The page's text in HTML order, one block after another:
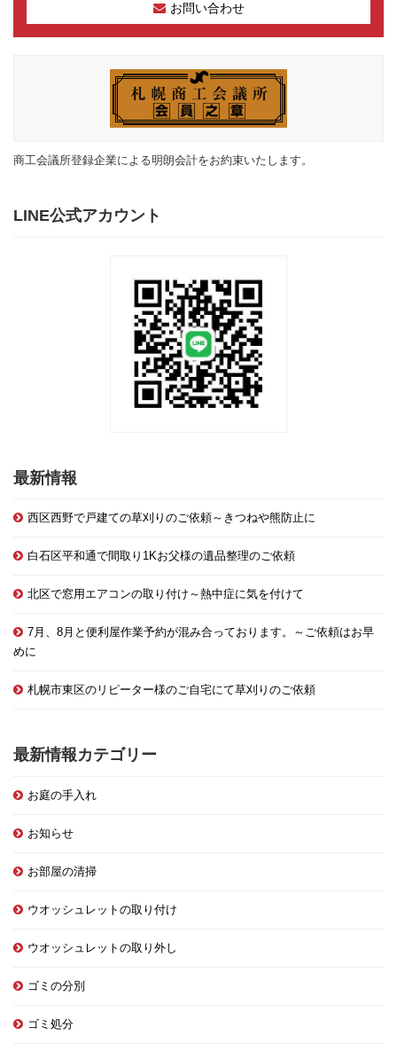
お問い合わせ
商工会議所登録企業による明朗会計をお約束いたします。
LINE公式アカウント
最新情報
西区西野で戸建ての草刈りのご依頼～きつねや熊防止に
白石区平和通で間取り1Kお父様の遺品整理のご依頼
北区で窓用エアコンの取り付け～熱中症に気を付けて
7月、8月と便利屋作業予約が混み合っております。～ご依頼はお早
めに
札幌市東区のリピーター様のご自宅にて草刈りのご依頼
最新情報カテゴリー
お庭の手入れ
お知らせ
お部屋の清掃
ウオッシュレットの取り付け
ウオッシュレットの取り外し
ゴミの分別
ゴミ処分